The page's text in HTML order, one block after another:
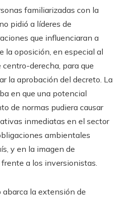
familiarizadas con la
pidió a líderes de
que influenciaran a
la oposición, en especial al
derecha, para que
la aprobación del decreto. La
en que una potencial
de normas pudiera causar
inmediatas en el sector
ambientales
y en la imagen de
a los inversionistas.
la extensión de